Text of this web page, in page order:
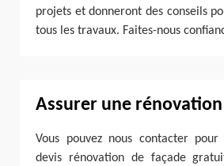
projets et donneront des conseils
tous les travaux. Faites-nous
Assurer une
Vous pouvez nous contacter
devis rénovation de façade